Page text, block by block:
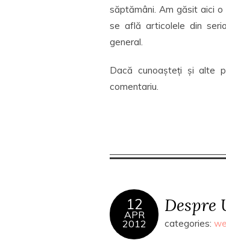
săptămâni. Am găsit aici
se află articolele din seria
general.
Dacă cunoașteți și alte
comentariu.
12
APR
2012
Despre
categories: